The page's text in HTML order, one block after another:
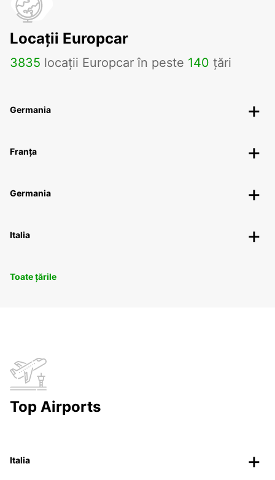
Locații Europcar
3835 locații Europcar în peste 140 țări
Germania
Franța
Germania
Italia
Toate țările
Top Airports
Italia